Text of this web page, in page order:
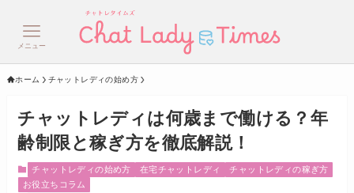
メニュー
ホーム チャットレディの始め方
チャットレディは何歳まで働ける？年
齢制限と稼ぎ方を徹底解説！
チャットレディの始め方 在宅チャットレディ
チャットレディの稼ぎ方
お役立ちコラム